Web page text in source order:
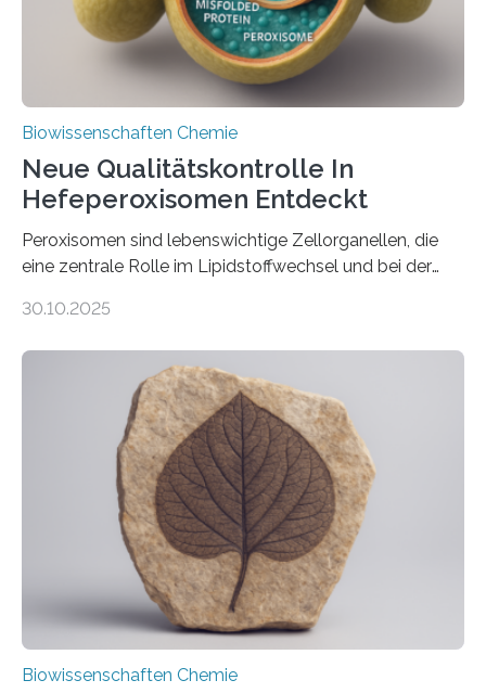
Biowissenschaften Chemie
Neue Qualitätskontrolle In
Hefeperoxisomen Entdeckt
Peroxisomen sind lebenswichtige Zellorganellen, die
eine zentrale Rolle im Lipidstoffwechsel und bei der
erfüllen können, müssen zahlreiche Enzyme präzise in
der Ruhr-Universität Bochum um Prof. Dr. Ralf Erdmann
und Dr. Ismaila Francis Yusuf hat nun einen bislang
unbekannten Qualitätskontrollmechanismus des
peroxisomalen Proteintransports in der Bäckerhefe
Saccharomyces cerevisiae entdeckt, der für die
Funktionsfähigkeit der Organellen entscheidend ist. Die
Studie wurde am 28. Oktober 2025 in der
Fachzeitschrift…
30.10.2025
Biowissenschaften Chemie